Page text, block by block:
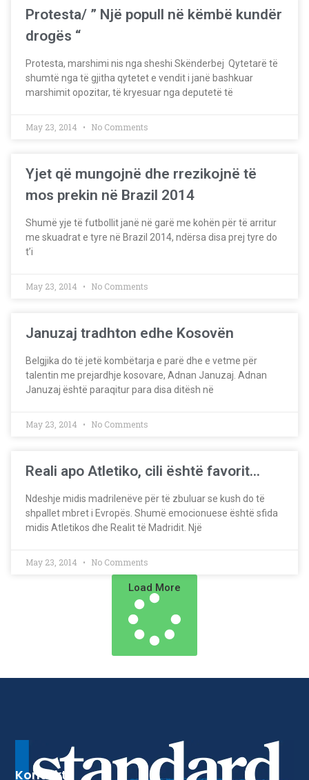
Protesta/ ” Një popull në këmbë kundër
drogës “
Protesta, marshimi nis nga sheshi Skënderbej Qytetarë të
shumtë nga të gjitha qytetet e vendit i janë bashkuar
marshimit opozitar, të kryesuar nga deputetë të
May 23, 2014 No Comments
Yjet që mungojnë dhe rrezikojnë të
mos prekin në Brazil 2014
Shumë yje të futbollit janë në garë me kohën për të arritur
me skuadrat e tyre në Brazil 2014, ndërsa disa prej tyre do
t’i
May 23, 2014 No Comments
Januzaj tradhton edhe Kosovën
Belgjika do të jetë kombëtarja e parë dhe e vetme për
talentin me prejardhje kosovare, Adnan Januzaj. Adnan
Januzaj është paraqitur para disa ditësh në
May 23, 2014 No Comments
Reali apo Atletiko, cili është favorit…
Ndeshje midis madrilenëve për të zbuluar se kush do të
shpallet mbret i Evropës. Shumë emocionuese është sfida
midis Atletikos dhe Realit të Madridit. Një
May 23, 2014 No Comments
Load More
Kontakt